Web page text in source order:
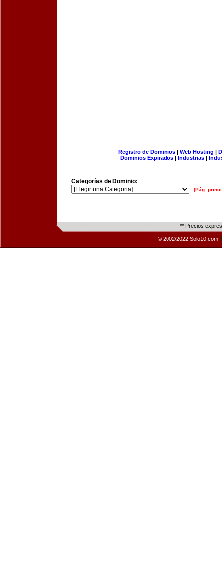
Registro de Dominios| Web Hosting |
Dominios Expirados | Industrias |
Categorías de Dominio:
[Pág.
** Precios
© 2002/2022 Solo10.com